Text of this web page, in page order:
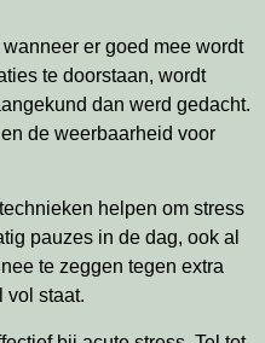
er goed mee wordt
te doorstaan, wordt
dan werd gedacht.
de weerbaarheid voor
helpen om stress
pauzes in de dag, ook al
te zeggen tegen extra
vol staat.